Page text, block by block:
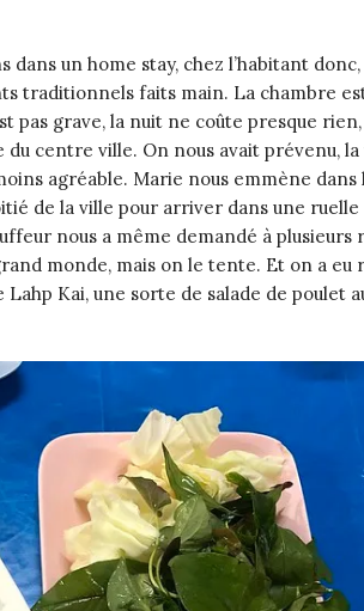
un home stay, chez l’habitant
traditionnels faits main. La chambre
pas grave, la nuit ne coûte presque rien,
centre ville. On nous avait prévenu,
agréable. Marie nous emmène
de la ville pour arriver dans une ruelle
nous a même demandé à plusieurs
monde, mais on le tente. Et on a eu
Kai, une sorte de salade de poulet